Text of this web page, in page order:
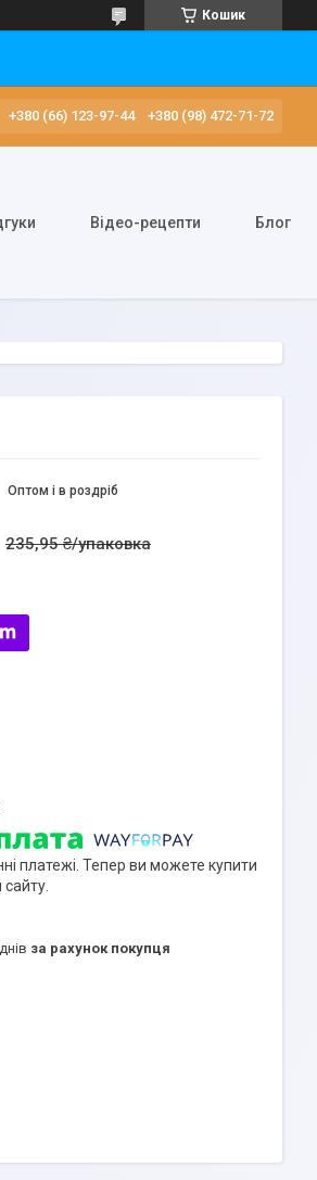
Кошик
+380 (66) 123-97-44 +380 (98) 472-71-72
Відео-рецепти Блог
Оптом і в роздріб
235,95 ₴/упаковка
платежі. Тепер ви можете купити
за рахунок покупця